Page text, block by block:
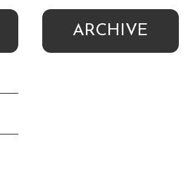
ARCHIVE